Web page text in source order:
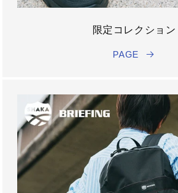
限定コレクション
PAGE